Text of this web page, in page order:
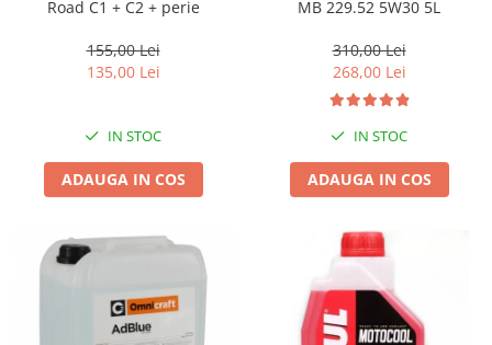
Suporti si placi prindere
Road C1 + C2 + perie
155,00 Lei
135,00 Lei
IN STOC
ADAUGA IN COS
MB 229.52 5W30 5L
310,00 Lei
268,00 Lei
IN STOC
ADAUGA IN COS